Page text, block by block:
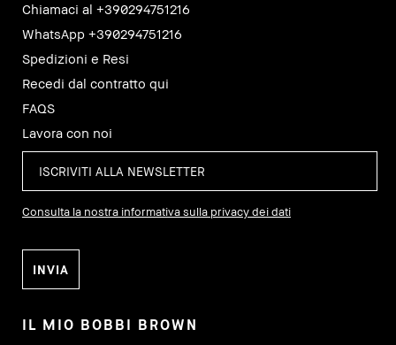
Chiamaci al +390294751216
WhatsApp +390294751216
Spedizioni e Resi
Recedi dal contratto qui
FAQS
Lavora con noi
Consulta la nostra informativa sulla privacy dei dati
IL MIO BOBBI BROWN